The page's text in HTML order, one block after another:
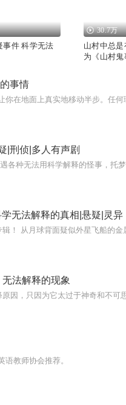
事件 科学无法
30.7万
山村中总
为《山村鬼
事情
|刑侦|多人有声剧
无法解释的真相|悬疑|灵异
法解释的现象
教师协会推荐。